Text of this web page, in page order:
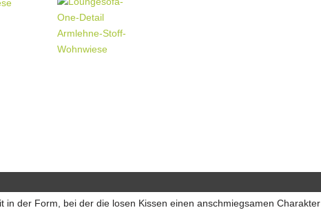
der Form, bei der die losen Kissen einen anschmiegsamen Charakter